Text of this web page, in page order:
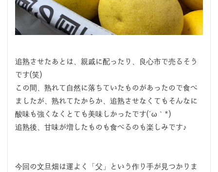
追熟させたあとは、親戚に配ったり、良心市で売るそう
です(笑)
この間、熟れて自然に落ちていたものがあったので食べ
ましたが、熟れてたからか、追熟させなくてもそんなに
酸味も強くなくとても美味しかったです(´ω｀*)
追熟後、甘味が増したものも食べるのも楽しみです♪
今回の文旦畑は運よく「父」という作り手が見つかりま